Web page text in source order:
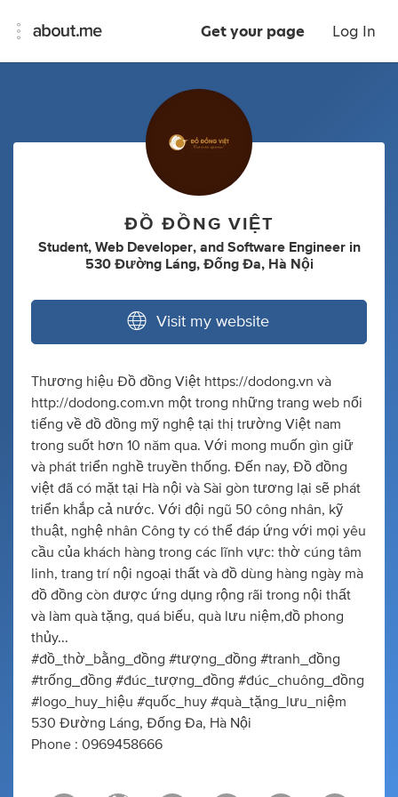
Get your page Log In
ĐỒ ĐỒNG VIỆT
Student, Web Developer, and Software Engineer in
530 Đường Láng, Đống Đa, Hà Nội
Visit my website
Thương hiệu Đồ đồng Việt https://dodong.vn và
http://dodong.com.vn một trong những trang web nổi
tiếng về đồ đồng mỹ nghệ tại thị trường Việt nam
trong suốt hơn 10 năm qua. Với mong muốn gìn giữ
và phát triển nghề truyền thống. Đến nay, Đồ đồng
việt đã có mặt tại Hà nội và Sài gòn tương lại sẽ phát
triển khắp cả nước. Với đội ngũ 50 công nhân, kỹ
thuật, nghệ nhân Công ty có thể đáp ứng với mọi yêu
cầu của khách hàng trong các lĩnh vực: thờ cúng tâm
linh, trang trí nội ngoại thất và đồ dùng hàng ngày mà
đồ đồng còn được ứng dụng rộng rãi trong nội thất
và làm quà tặng, quá biếu, quà lưu niệm,đồ phong
thủy...
#đồ_thờ_bằng_đồng #tượng_đồng #tranh_đồng
#trống_đồng #đúc_tượng_đồng #đúc_chuông_đồng
#logo_huy_hiệu #quốc_huy #quà_tặng_lưu_niệm
530 Đường Láng, Đống Đa, Hà Nội
Phone : 0969458666